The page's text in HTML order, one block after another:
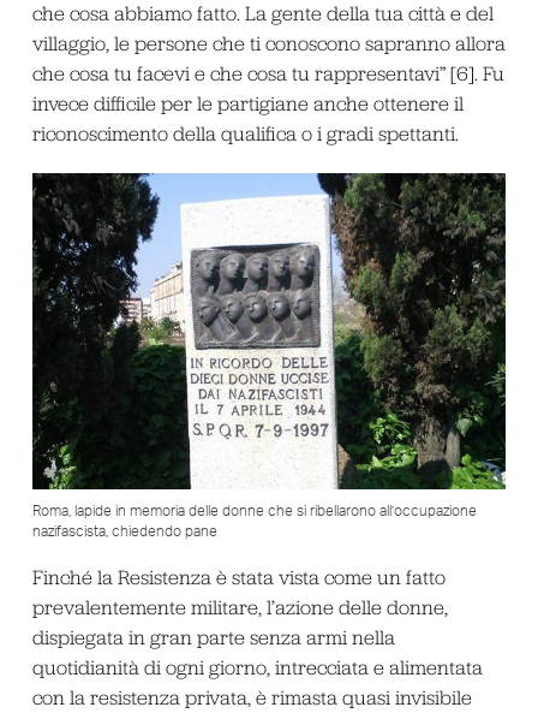
che cosa abbiamo fatto. La gente della tua città e del
villaggio, le persone che ti conoscono sapranno allora
che cosa tu facevi e che cosa tu rappresentavi” [6]. Fu
invece difficile per le partigiane anche ottenere il
riconoscimento della qualifica o i gradi spettanti.
Roma, lapide in memoria delle donne che si ribellarono all’occupazione
nazifascista, chiedendo pane
Finché la Resistenza è stata vista come un fatto
prevalentemente militare, l’azione delle donne,
dispiegata in gran parte senza armi nella
quotidianità di ogni giorno, intrecciata e alimentata
con la resistenza privata, è rimasta quasi invisibile